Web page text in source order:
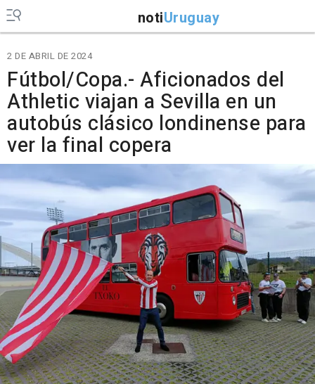
notiUruguay
2 DE ABRIL DE 2024
Fútbol/Copa.- Aficionados del
Athletic viajan a Sevilla en un
autobús clásico londinense para
ver la final copera